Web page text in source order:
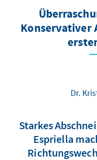
Konservativer
Dr.
Starkes
Espriella